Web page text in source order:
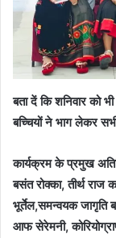
बता दें कि शनिवार को
बच्चियों ने भाग लेकर
कार्यक्रम के प्रमुख
बसंत रोक्का, तीर्थ राज
भूर्तेल,समन्वयक जागृति
आफ सेरेमनी,